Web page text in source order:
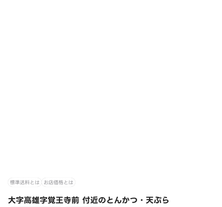
標準送料とは お店価格とは
大字高雄字覚王寺前 付近のとんかつ・天ぷら